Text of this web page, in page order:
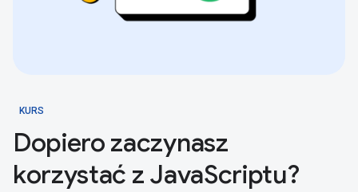
KURS
Dopiero zaczynasz
korzystać z JavaScriptu?